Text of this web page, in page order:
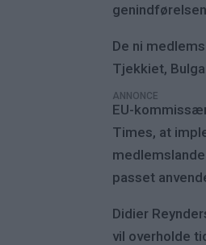
De ni
Tjekkiet,
ANNONCE
EU-
Times, at
passet
Didier
vil overholde